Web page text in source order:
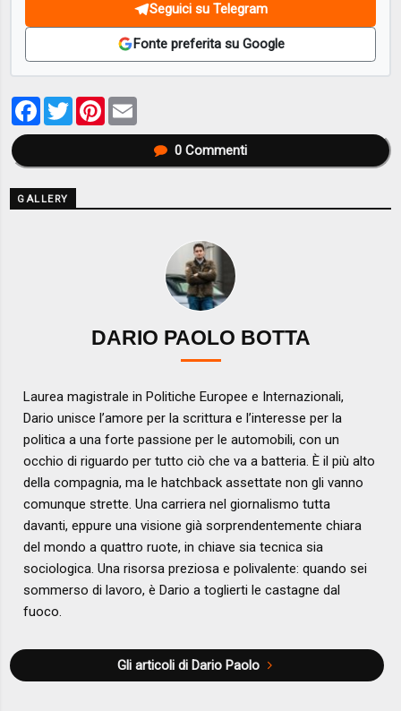
Seguici su Telegram
Fonte preferita su Google
Facebook
TwitterPinterest
0Commenti
GALLERY
DARIO PAOLO BOTTA
Laurea magistrale in Politiche Europee e Internazionali,
Dario unisce l’amore per la scrittura e l’interesse per la
politica a una forte passione per le automobili, con un
occhio di riguardo per tutto ciò che va a batteria. È il più alto
della compagnia, ma le hatchback assettate non gli vanno
comunque strette. Una carriera nel giornalismo tutta
davanti, eppure una visione già sorprendentemente chiara
del mondo a quattro ruote, in chiave sia tecnica sia
sociologica. Una risorsa preziosa e polivalente: quando sei
sommerso di lavoro, è Dario a toglierti le castagne dal
fuoco.
Gli articoli di Dario Paolo